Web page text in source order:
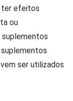
ter efeitos
ou
suplementos
ser utilizados